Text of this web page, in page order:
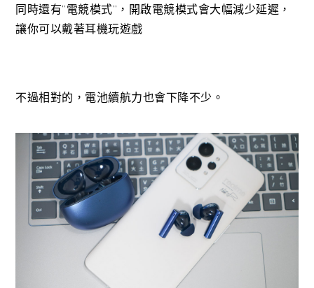
同時還有”電競模式”，開啟電競模式會大幅減少延遲，
讓你可以戴著耳機玩遊戲
不過相對的，電池續航力也會下降不少。